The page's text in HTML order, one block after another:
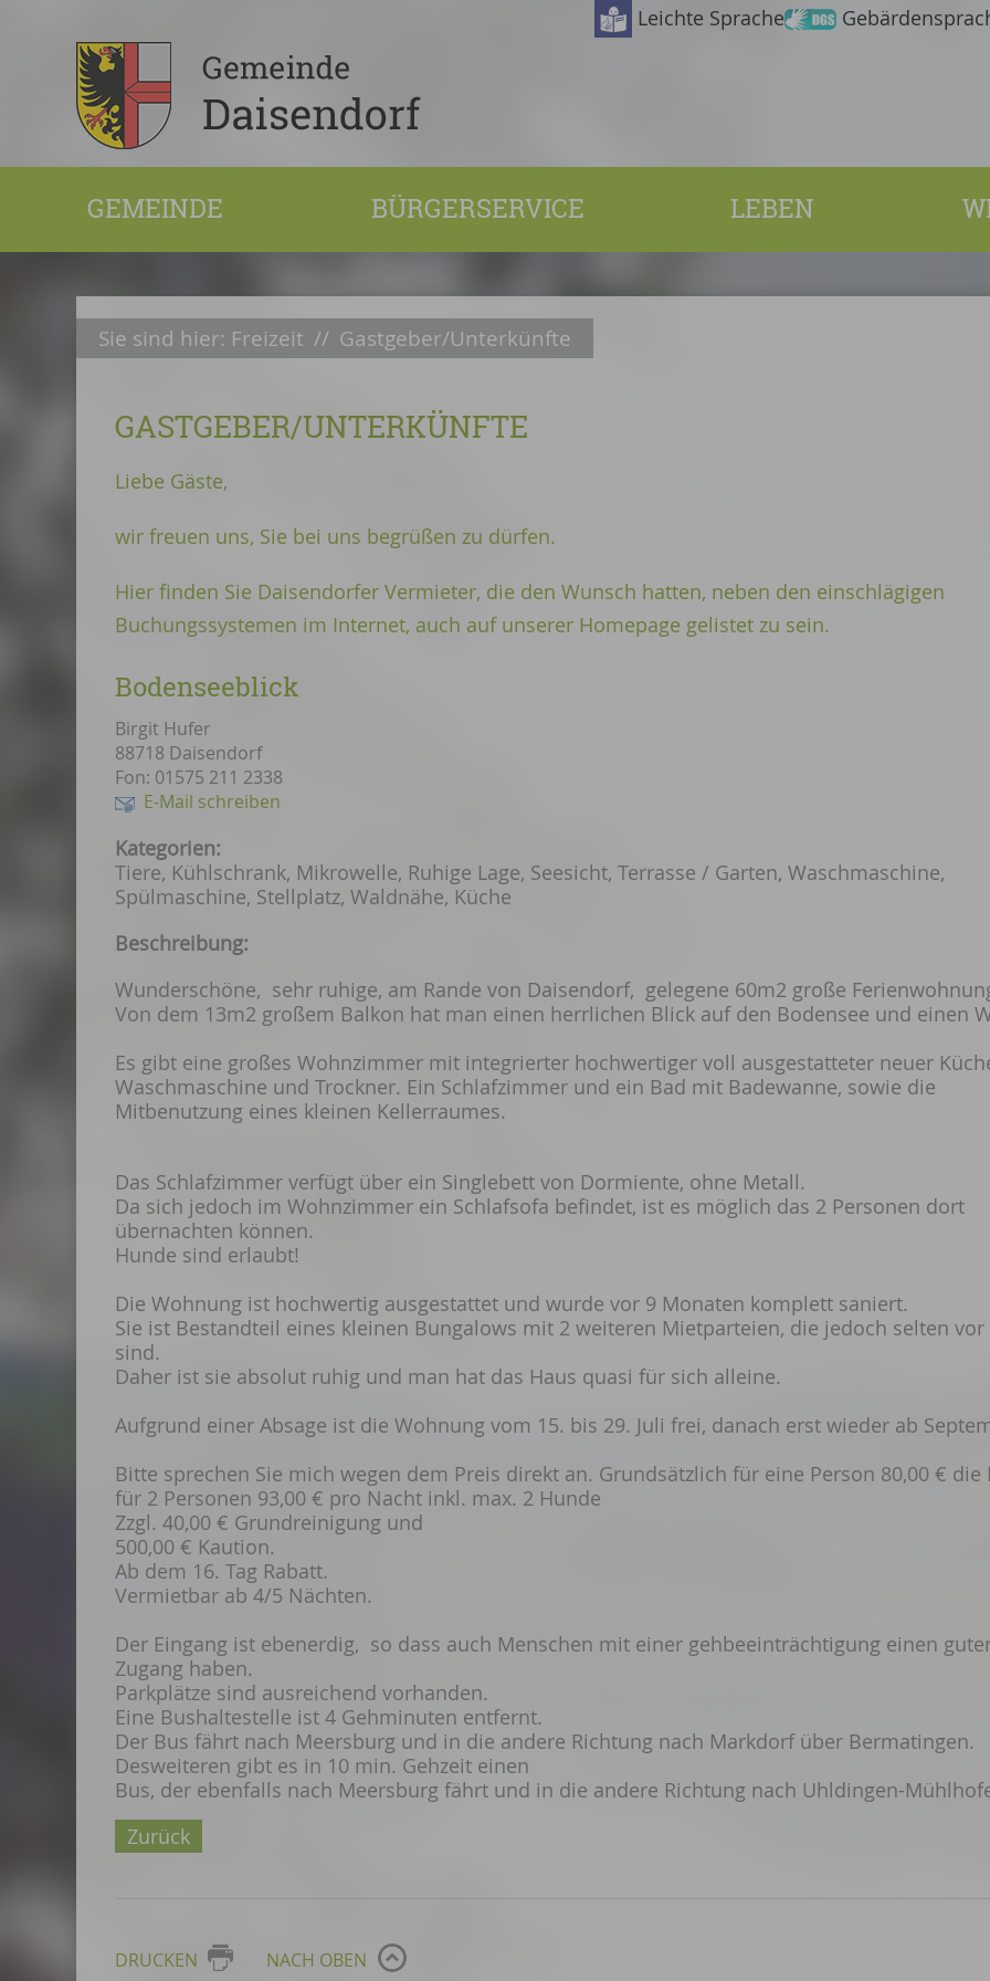
Leichte Sprache
GEMEINDE BÜRGERSERVICE LEBEN
Sie sind hier: Freizeit // Gastgeber/Unterkünfte
GASTGEBER/UNTERKÜNFTE
Liebe Gäste,
wir freuen uns, Sie bei uns begrüßen zu dürfen.
Hier finden Sie Daisendorfer Vermieter, die den Wunsch hatten, neben den einschlägigen
Buchungssystemen im Internet, auch auf unserer Homepage gelistet zu sein.
Bodenseeblick
Birgit Hufer
88718 Daisendorf
Fon: 01575 211 2338
E-Mail schreiben
Kategorien:
Tiere, Kühlschrank, Mikrowelle, Ruhige Lage, Seesicht, Terrasse / Garten, Waschmaschine,
Spülmaschine, Stellplatz, Waldnähe, Küche
Beschreibung:
Wunderschöne, sehr ruhige, am Rande von Daisendorf, gelegene 60m2 große
Von dem 13m2 großem Balkon hat man einen herrlichen Blick auf den Bodensee und einen
Es gibt eine großes Wohnzimmer mit integrierter hochwertiger voll ausgestatteter neuer
Waschmaschine und Trockner. Ein Schlafzimmer und ein Bad mit Badewanne, sowie die
Mitbenutzung eines kleinen Kellerraumes.
Das Schlafzimmer verfügt über ein Singlebett von Dormiente, ohne Metall.
Da sich jedoch im Wohnzimmer ein Schlafsofa befindet, ist es möglich das 2 Personen dort
übernachten können.
Hunde sind erlaubt!
Die Wohnung ist hochwertig ausgestattet und wurde vor 9 Monaten komplett saniert.
Sie ist Bestandteil eines kleinen Bungalows mit 2 weiteren Mietparteien, die jedoch selten vor
sind.
Daher ist sie absolut ruhig und man hat das Haus quasi für sich alleine.
Aufgrund einer Absage ist die Wohnung vom 15. bis 29. Juli frei, danach erst wieder ab
Bitte sprechen Sie mich wegen dem Preis direkt an. Grundsätzlich für eine Person 80,00 € die
für 2 Personen 93,00 € pro Nacht inkl. max. 2 Hunde
Zzgl. 40,00 € Grundreinigung und
500,00 € Kaution.
Ab dem 16. Tag Rabatt.
Vermietbar ab 4/5 Nächten.
Der Eingang ist ebenerdig, so dass auch Menschen mit einer gehbeeinträchtigung einen
Zugang haben.
Parkplätze sind ausreichend vorhanden.
Eine Bushaltestelle ist 4 Gehminuten entfernt.
Der Bus fährt nach Meersburg und in die andere Richtung nach Markdorf über Bermatingen.
Desweiteren gibt es in 10 min. Gehzeit einen
Bus, der ebenfalls nach Meersburg fährt und in die andere Richtung nach Uhldingen-
Zurück
DRUCKEN NACH OBEN